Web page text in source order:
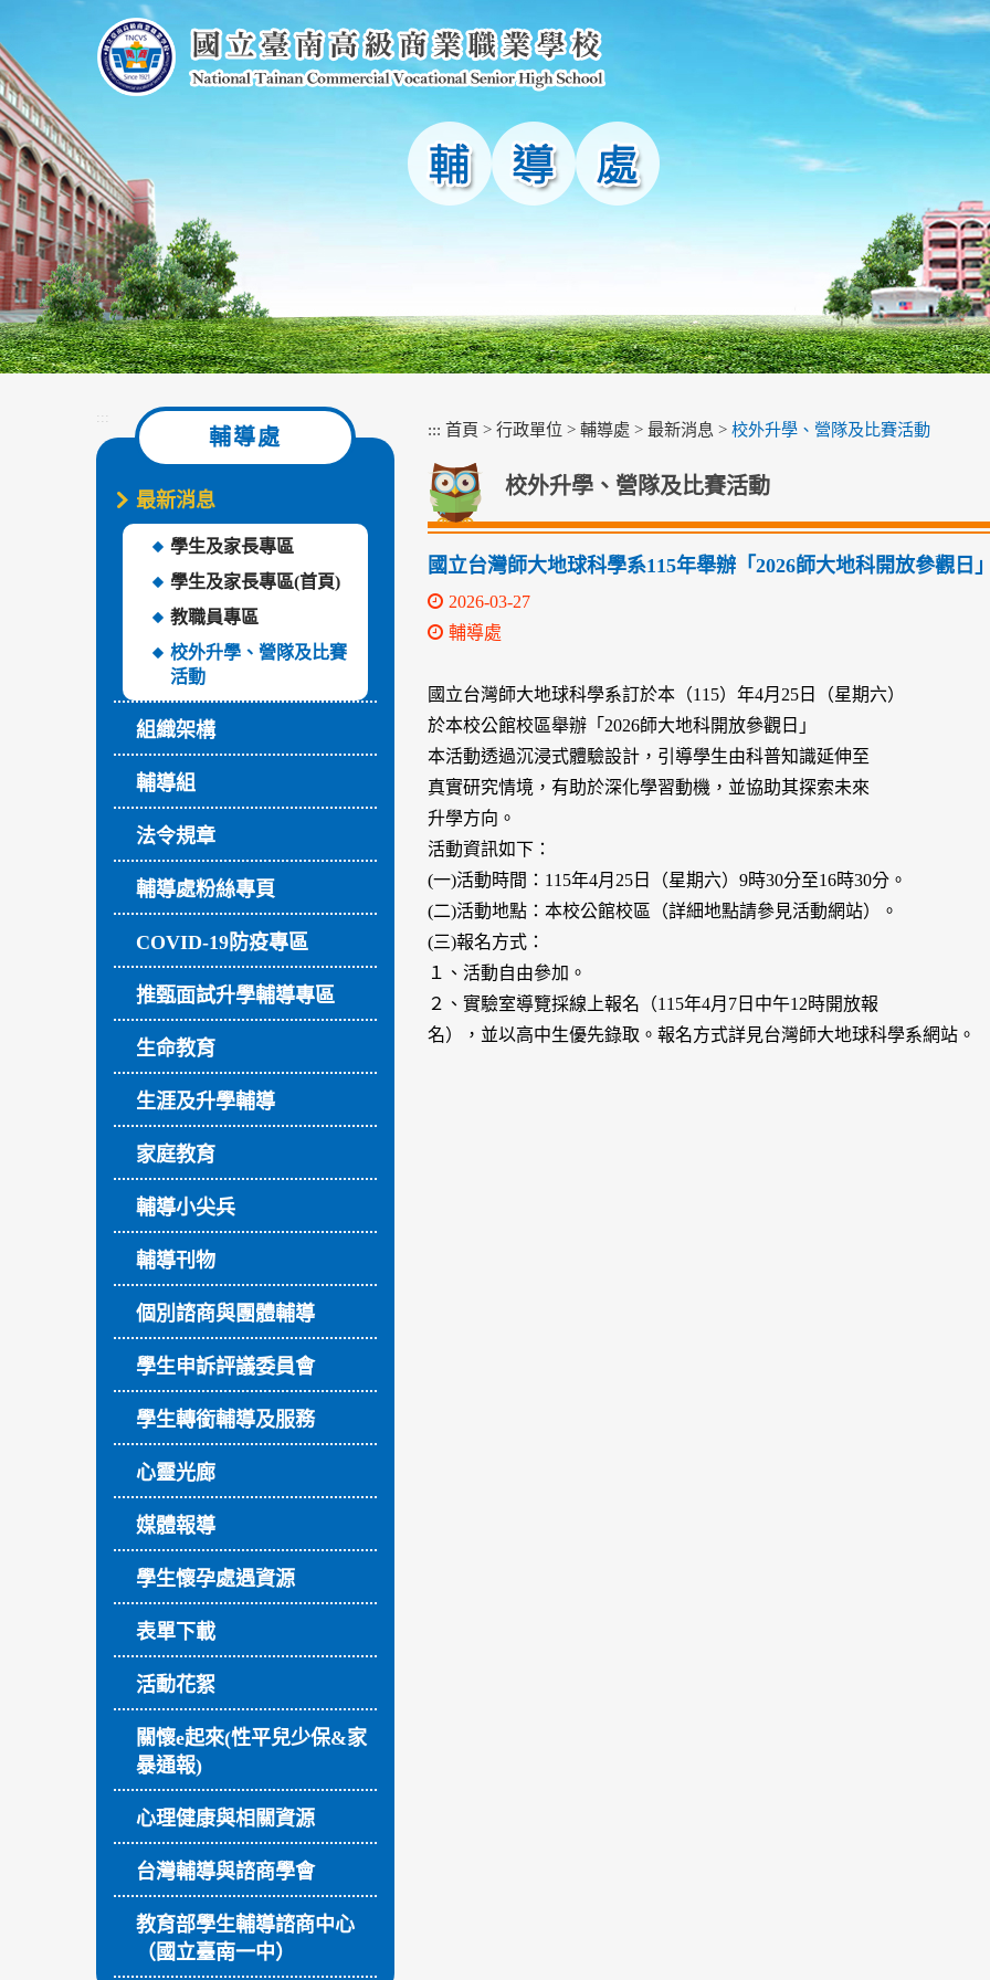
主
要
內
容
區
塊
:::
輔導處
最新消息
學生及家長專區
學生及家長專區(首頁)
教職員專區
校外升學、營隊及比賽
活動
組織架構
輔導組
法令規章
輔導處粉絲專頁
COVID-19防疫專區
推甄面試升學輔導專區
生命教育
生涯及升學輔導
家庭教育
輔導小尖兵
輔導刊物
個別諮商與團體輔導
學生申訴評議委員會
學生轉銜輔導及服務
心靈光廊
媒體報導
學生懷孕處遇資源
表單下載
活動花絮
關懷e起來(性平兒少保&家
暴通報)
心理健康與相關資源
台灣輔導與諮商學會
教育部學生輔導諮商中心
（國立臺南一中）
::: 首頁 > 行政單位 > 輔導處 > 最新消息 > 校外升學、營隊及比賽活動
校外升學、營隊及比賽活動
國立台灣師大地球科學系115年舉辦「2026師大地科開放參觀日
2026-03-27
輔導處
國立台灣師大地球科學系訂於本（115）年4月25日（星期六）
於本校公館校區舉辦「2026師大地科開放參觀日」
本活動透過沉浸式體驗設計，引導學生由科普知識延伸至
真實研究情境，有助於深化學習動機，並協助其探索未來
升學方向。
活動資訊如下：
(一)活動時間：115年4月25日（星期六）9時30分至16時30分。
(二)活動地點：本校公館校區（詳細地點請參見活動網站）。
(三)報名方式：
１、活動自由參加。
２、實驗室導覽採線上報名（115年4月7日中午12時開放報
名），並以高中生優先錄取。報名方式詳見台灣師大地球科學系網站。